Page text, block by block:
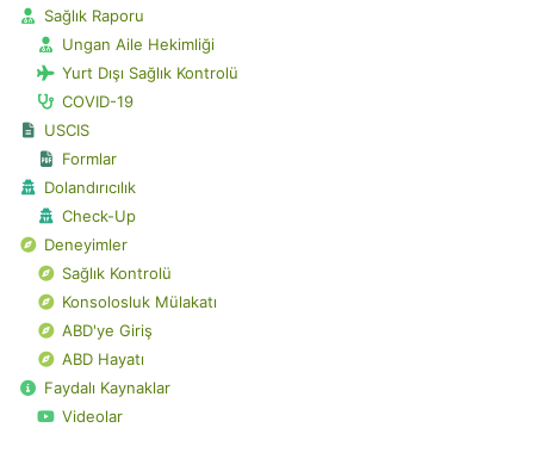
Sağlık Raporu
Ungan Aile Hekimliği
Yurt Dışı Sağlık Kontrolü
COVID-19
USCIS
Formlar
Dolandırıcılık
Check-Up
Deneyimler
Sağlık Kontrolü
Konsolosluk Mülakatı
ABD'ye Giriş
ABD Hayatı
Faydalı Kaynaklar
Videolar